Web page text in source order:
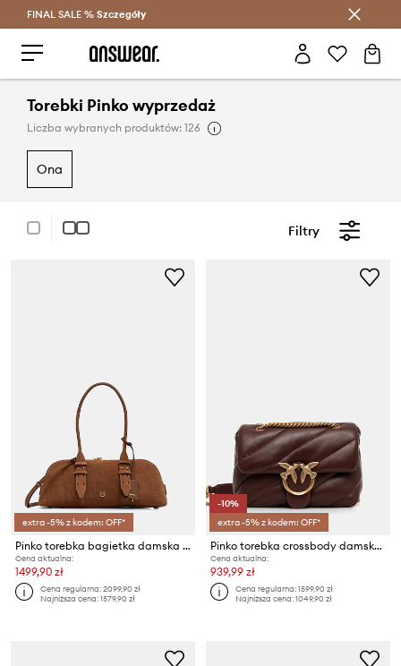
Oszczędzaj z Answear Club >
FINAL SALE % Szczegóły
Torebki Pinko wyprzedaż
Liczba wybranych produktów: 126
ona
Filtry
extra -5% z kodem: OFF*
Pinko torebka bagietka damska zamszowa
Cena aktualna:
1499,90 zł
Cena regularna:2099,90 zł
Najniższa cena:1579,90 zł
-10%
extra -5% z kodem: OFF*
Pinko torebka crossbody damska skórzana
Cena aktualna:
939,99 zł
Cena regularna:1599,90 zł
Najniższa cena:1049,90 zł